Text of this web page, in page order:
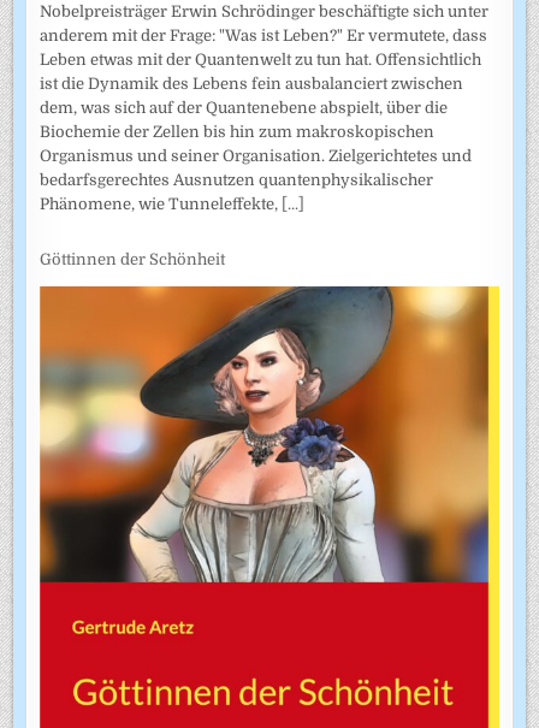
Nobelpreisträger Erwin Schrödinger beschäftigte sich unter
anderem mit der Frage: "Was ist Leben?" Er vermutete, dass
Leben etwas mit der Quantenwelt zu tun hat. Offensichtlich
ist die Dynamik des Lebens fein ausbalanciert zwischen
dem, was sich auf der Quantenebene abspielt, über die
Biochemie der Zellen bis hin zum makroskopischen
Organismus und seiner Organisation. Zielgerichtetes und
bedarfsgerechtes Ausnutzen quantenphysikalischer
Phänomene, wie Tunneleffekte, [...]
Göttinnen der Schönheit